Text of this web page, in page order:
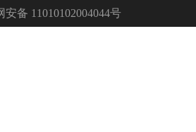
安备 11010102004044号